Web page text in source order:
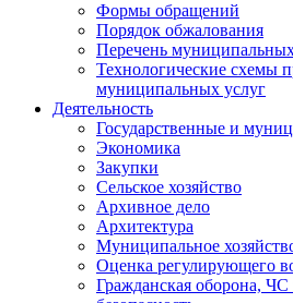
Формы обращений
Порядок обжалования
Перечень
Технологические схемы
муниципальных услуг
Деятельность
Государственные и
Экономика
Закупки
Сельское хозяйство
Архивное дело
Архитектура
Муниципальное
Оценка регулирующего
Гражданская оборона,